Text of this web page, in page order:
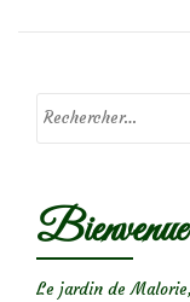
Le jardin de